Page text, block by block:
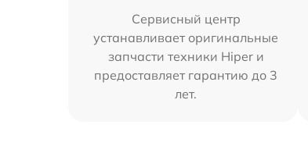
Сервисный центр
устанавливает оригинальные
запчасти техники Hiper и
предоставляет гарантию до 3
лет.